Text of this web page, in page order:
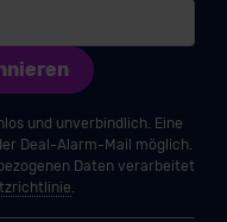
und unverbindlich. Eine
Deal-Alarm-Mail möglich.
Daten verarbeitet
.